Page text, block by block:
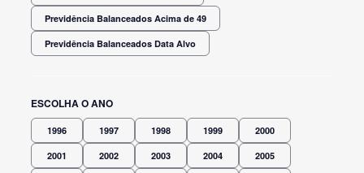
Previdência Balanceados Acima de 49
Previdência Balanceados Data Alvo
ESCOLHA O ANO
1996 1997 1998 1999 2000
2001 2002 2003 2004 2005